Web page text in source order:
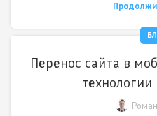
Перенос сайта в